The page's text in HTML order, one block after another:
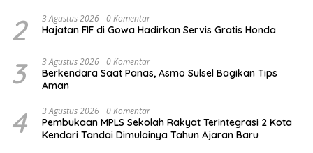
2 3 Agustus 2026 0 Komentar
Hajatan FIF di Gowa Hadirkan Servis Gratis Honda
3 3 Agustus 2026 0 Komentar
Berkendara Saat Panas, Asmo Sulsel Bagikan Tips
Aman
4 3 Agustus 2026 0 Komentar
Pembukaan MPLS Sekolah Rakyat Terintegrasi 2 Kota
Kendari Tandai Dimulainya Tahun Ajaran Baru